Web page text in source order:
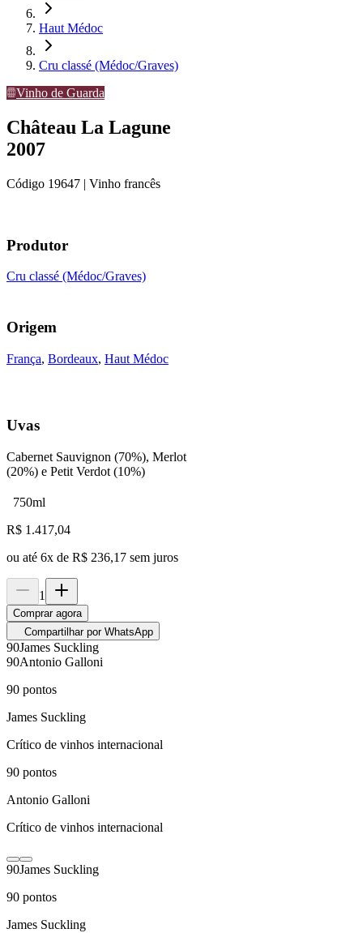
Haut Médoc
Cru classé (Médoc/Graves)
Vinho de Guarda
Château La Lagune
2007
Código 19647 | Vinho francês
Produtor
Cru classé (Médoc/Graves)
Origem
França, Bordeaux, Haut Médoc
Uvas
Cabernet Sauvignon (70%), Merlot
(20%) e Petit Verdot (10%)
750ml
R$ 1.417,04
ou até 6x de R$ 236,17 sem juros
1
Comprar agora
Compartilhar por WhatsApp
90James Suckling
90Antonio Galloni
90 pontos
James Suckling
Crítico de vinhos internacional
90 pontos
Antonio Galloni
Crítico de vinhos internacional
90James Suckling
90 pontos
James Suckling